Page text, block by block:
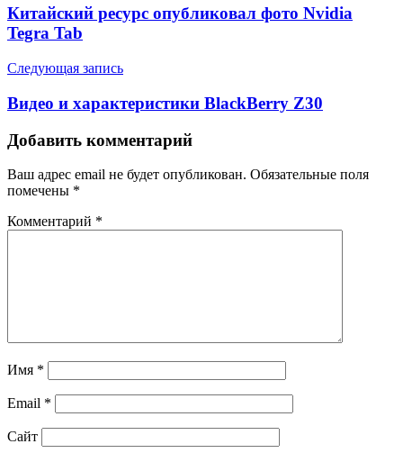
Китайский ресурс опубликовал фото Nvidia
Tegra Tab
Следующая запись
Видео и характеристики BlackBerry Z30
Добавить комментарий
Ваш адрес email не будет опубликован. Обязательные поля
помечены *
Комментарий *
Имя *
Email *
Сайт